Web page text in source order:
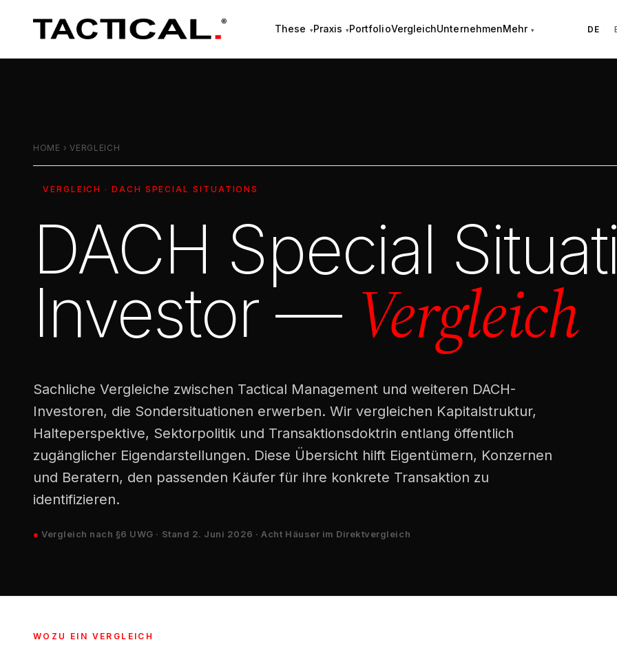
These Praxis PortfolioVergleichUnternehmenMehr DE
HOME ›VERGLEICH
VERGLEICH · DACH SPECIAL SITUATIONS
DACH Special
Investor — Vergleich
Sachliche Vergleiche zwischen Tactical Management und weiteren DACH-
Investoren, die Sondersituationen erwerben. Wir vergleichen Kapitalstruktur,
Halteperspektive, Sektorpolitik und Transaktionsdoktrin entlang öffentlich
zugänglicher Eigendarstellungen. Diese Übersicht hilft Eigentümern, Konzernen
und Beratern, den passenden Käufer für ihre konkrete Transaktion zu
identifizieren.
● Vergleich nach §6 UWG · Stand 2. Juni 2026 · Acht Häuser im Direktvergleich
WOZU EIN VERGLEICH